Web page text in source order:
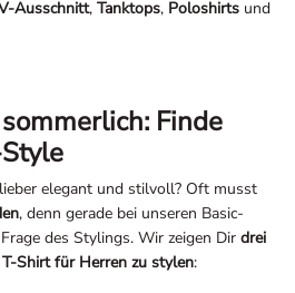
Ausschnitt, Tanktops, Poloshirts und
Finde
elegant und stilvoll? Oft musst
, denn gerade bei unseren Basic-
des Stylings. Wir zeigen Dir drei
Shirt für Herren zu stylen: